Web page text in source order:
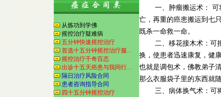
从炼功到学佛
摇控治疗疑难病
五分钟快速摇控治疗
首选十五分钟摇控治疗服...
摇控治疗千奇百态
出诊十五天癌患与我同行...
隔日治疗风险合同
患者咨询指导合同
四十五分钟摇控治疗
一、肿瘤搬运术： 可
亡，再重的癌患搬运到七
既杀一命救一命。
二、移花接木术：可把
换，使患者迅速康复，健
也就是调包术，佛教弟子
那么衣服袋子里的东西就
三、病体换气术：可将